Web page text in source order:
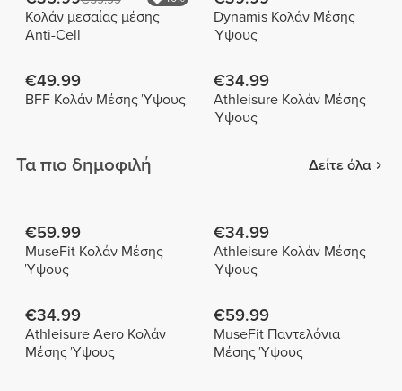
Κολάν μεσαίας μέσης
Anti-Cell
Dynamis Κολάν Μέσης
Ύψους
€49.99
BFF Κολάν Μέσης Ύψους
€34.99
Athleisure Κολάν Μέσης
Ύψους
Τα πιο δημοφιλή Δείτε όλα
€59.99
MuseFit Κολάν Μέσης
Ύψους
€34.99
Athleisure Κολάν Μέσης
Ύψους
€34.99
Athleisure Aero Κολάν
Μέσης Ύψους
€59.99
MuseFit Παντελόνια
Μέσης Ύψους